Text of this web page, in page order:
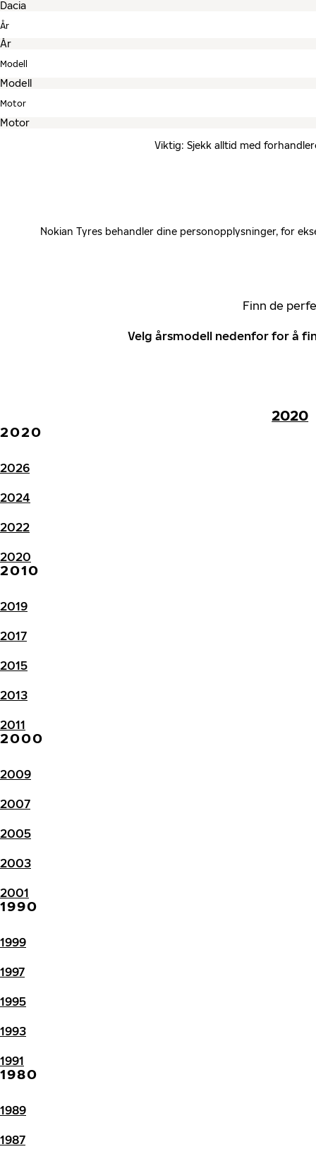
År
Modell
Motor
Viktig: Sjekk alltid med
Nokian Tyres behandler dine personopplysninger, for
Finn de
Velg årsmodell nedenfor for å
2020
2020
2026
2024
2022
2020
2010
2019
2017
2015
2013
2011
2000
2009
2007
2005
2003
2001
1990
1999
1997
1995
1993
1991
1980
1989
1987